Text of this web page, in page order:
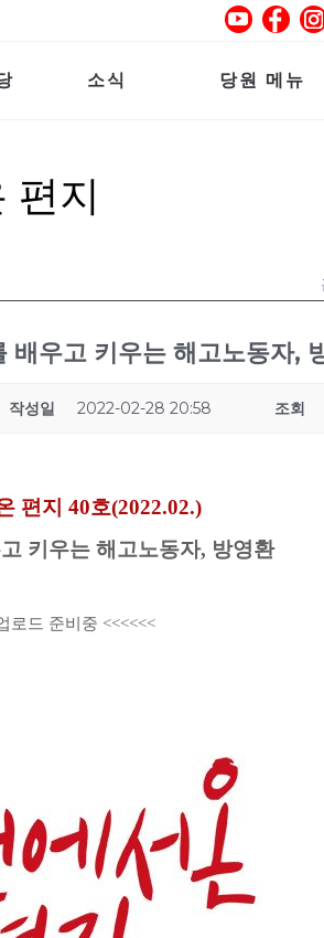
소식 당원 메뉴
편지
우고 키우는 해고노동자,
작성일 2022-02-28 20:58 조회
편지 40호(2022.02.)
키우는 해고노동자, 방영환
로드 준비중 <<<<<<